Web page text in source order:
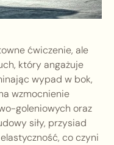
ćwiczenie, ale
który angażuje
wypad w bok,
wzmocnienie
goleniowych oraz
siły, przysiad
co czyni